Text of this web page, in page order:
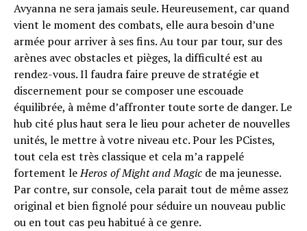
Avyanna ne sera jamais seule. Heureusement, car quand
vient le moment des combats, elle aura besoin d’une
armée pour arriver à ses fins. Au tour par tour, sur des
arènes avec obstacles et pièges, la difficulté est au
rendez-vous. Il faudra faire preuve de stratégie et
discernement pour se composer une escouade
équilibrée, à même d’affronter toute sorte de danger. Le
hub cité plus haut sera le lieu pour acheter de nouvelles
unités, le mettre à votre niveau etc. Pour les PCistes,
tout cela est très classique et cela m’a rappelé
fortement leHeros of Might and Magic de ma jeunesse.
Par contre, sur console, cela parait tout de même assez
original et bien fignolé pour séduire un nouveau public
ou en tout cas peu habitué à ce genre.